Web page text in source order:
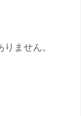
ません。